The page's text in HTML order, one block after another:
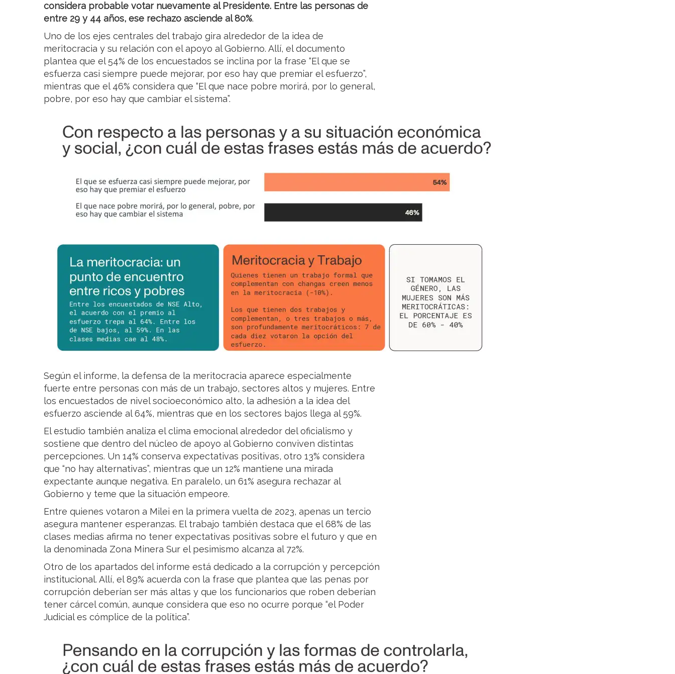
considera probable votar nuevamente al Presidente. Entre las personas de
entre 29 y 44 años, ese rechazo asciende al 80%.
Uno de los ejes centrales del trabajo gira alrededor de la idea de
meritocracia y su relación con el apoyo al Gobierno. Allí, el documento
plantea que el 54% de los encuestados se inclina por la frase “El que se
esfuerza casi siempre puede mejorar, por eso hay que premiar el esfuerzo”,
mientras que el 46% considera que “El que nace pobre morirá, por lo general,
pobre, por eso hay que cambiar el sistema”.
Según el informe, la defensa de la meritocracia aparece especialmente
fuerte entre personas con más de un trabajo, sectores altos y mujeres. Entre
los encuestados de nivel socioeconómico alto, la adhesión a la idea del
esfuerzo asciende al 64%, mientras que en los sectores bajos llega al 59%.
El estudio también analiza el clima emocional alrededor del oficialismo y
sostiene que dentro del núcleo de apoyo al Gobierno conviven distintas
percepciones. Un 14% conserva expectativas positivas, otro 13% considera
que “no hay alternativas”, mientras que un 12% mantiene una mirada
expectante aunque negativa. En paralelo, un 61% asegura rechazar al
Gobierno y teme que la situación empeore.
Entre quienes votaron a Milei en la primera vuelta de 2023, apenas un tercio
asegura mantener esperanzas. El trabajo también destaca que el 68% de las
clases medias afirma no tener expectativas positivas sobre el futuro y que en
la denominada Zona Minera Sur el pesimismo alcanza al 72%.
Otro de los apartados del informe está dedicado a la corrupción y percepción
institucional. Allí, el 89% acuerda con la frase que plantea que las penas por
corrupción deberían ser más altas y que los funcionarios que roben deberían
tener cárcel común, aunque considera que eso no ocurre porque “el Poder
Judicial es cómplice de la política”.